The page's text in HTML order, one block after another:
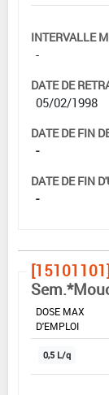
INTERVALLE
-
DATE DE
05/02/1998
DATE DE FIN
-
DATE DE FIN
-
DOSE MAX
D'EMPLOI
0,5 L/q